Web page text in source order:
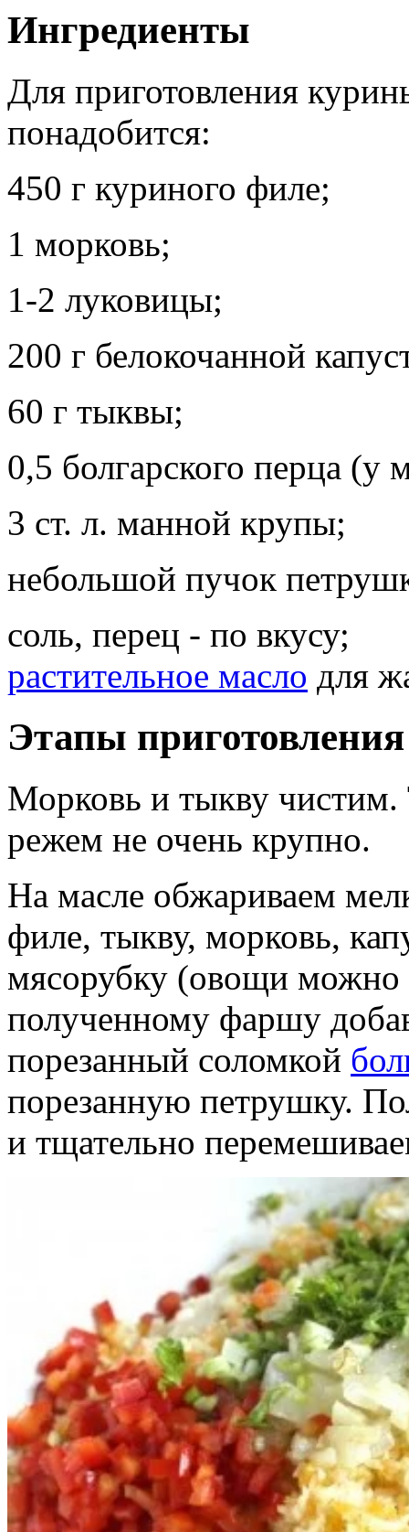
Ингредиенты
Для приготовления
понадобится:
450 г куриного филе;
1 морковь;
1-2 луковицы;
200 г белокочанной
60 г тыквы;
0,5 болгарского перца (у
3 ст. л. манной крупы;
небольшой пучок
соль, перец - по вкусу;
растительное масло для
Этапы приготовления
Морковь и тыкву чистим.
режем не очень крупно.
На масле обжариваем
филе, тыкву, морковь,
мясорубку (овощи можно
полученному фаршу
порезанный соломкой
порезанную петрушку.
и тщательно